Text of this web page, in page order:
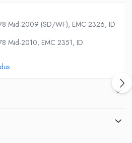
Mid-2009 (SD/WF), EMC 2326, ID
Mid-2010, EMC 2351, ID